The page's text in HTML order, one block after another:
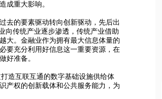
成重大影响。
的要素驱动转向创新驱动，先后出
向传统产业逐步渗透，传统产业借助
大。金融业作为拥有最大信息体量的
要充分利用好信息这一重要资源，在
好准备。
造互联互通的数字基础设施供给体
产权的创新载体和公共服务能力，为